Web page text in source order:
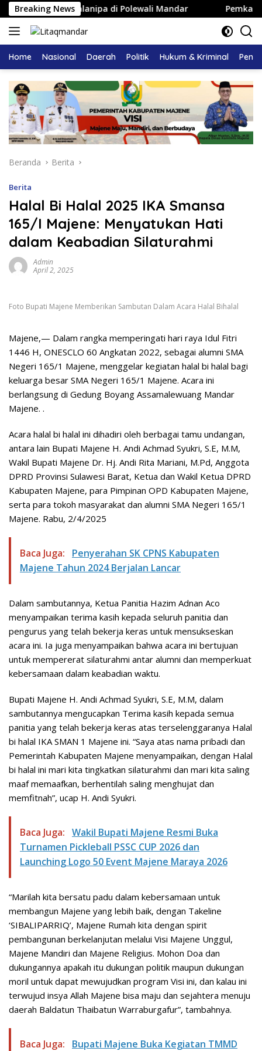
Langsung
ke
konten
Breaking News
Kerajaan Balanipa di Polewali Mandar Pemkab
Home Nasional Daerah Politik Hukum & Kriminal
Beranda Berita
Berita
Halal Bi Halal 2025 IKA Smansa
165/I Majene: Menyatukan Hati
dalam Keabadian Silaturahmi
Admin
April 2, 2025
Foto Bupati Majene Memberikan Sambutan Dalam Acara Halal Bihalal
Majene,— Dalam rangka memperingati hari raya Idul Fitri
1446 H, ONESCLO 60 Angkatan 2022, sebagai alumni SMA
Negeri 165/1 Majene, menggelar kegiatan halal bi halal bagi
keluarga besar SMA Negeri 165/1 Majene. Acara ini
berlangsung di Gedung Boyang Assamalewuang Mandar
Majene. .
Acara halal bi halal ini dihadiri oleh berbagai tamu undangan,
antara lain Bupati Majene H. Andi Achmad Syukri, S.E, M.M,
Wakil Bupati Majene Dr. Hj. Andi Rita Mariani, M.Pd, Anggota
DPRD Provinsi Sulawesi Barat, Ketua dan Wakil Ketua DPRD
Kabupaten Majene, para Pimpinan OPD Kabupaten Majene,
serta para tokoh masyarakat dan alumni SMA Negeri 165/1
Majene. Rabu, 2/4/2025
Baca Juga:
Penyerahan SK CPNS Kabupaten
Majene Tahun 2024 Berjalan Lancar
Dalam sambutannya, Ketua Panitia Hazim Adnan Aco
menyampaikan terima kasih kepada seluruh panitia dan
pengurus yang telah bekerja keras untuk mensukseskan
acara ini. Ia juga menyampaikan bahwa acara ini bertujuan
untuk mempererat silaturahmi antar alumni dan memperkuat
kebersamaan dalam keabadian waktu.
Bupati Majene H. Andi Achmad Syukri, S.E, M.M, dalam
sambutannya mengucapkan Terima kasih kepada semua
panitia yang telah bekerja keras atas terselenggaranya Halal
bi halal IKA SMAN 1 Majene ini. “Saya atas nama pribadi dan
Pemerintah Kabupaten Majene menyampaikan, dengan Halal
bi halal ini mari kita tingkatkan silaturahmi dan mari kita saling
maaf memaafkan, berhentilah saling menghujat dan
memfitnah”, ucap H. Andi Syukri.
Baca Juga: Wakil Bupati Majene Resmi Buka
Turnamen Pickleball PSSC CUP 2026 dan
Launching Logo 50 Event Majene Maraya 2026
“Marilah kita bersatu padu dalam kebersamaan untuk
membangun Majene yang lebih baik, dengan Takeline
‘SIBALIPARRIQ’, Majene Rumah kita dengan spirit
pembangunan berkelanjutan melalui Visi Majene Unggul,
Majene Mandiri dan Majene Religius. Mohon Doa dan
dukungannya apakah itu dukungan politik maupun dukungan
moril untuk dapat mewujudkan program Visi ini, dan kalau ini
terwujud insya Allah Majene bisa maju dan sejahtera menuju
daerah Baldatun Thaibatun Warraburgafur”, tambahnya.
Baca Juga: Bupati Majene Buka Kegiatan TMMD